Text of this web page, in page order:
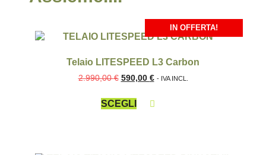
IN OFFERTA!
Telaio LITESPEED L3 Carbon
2.990,00€ 590,00 € - IVA INCL.
SCEGLI